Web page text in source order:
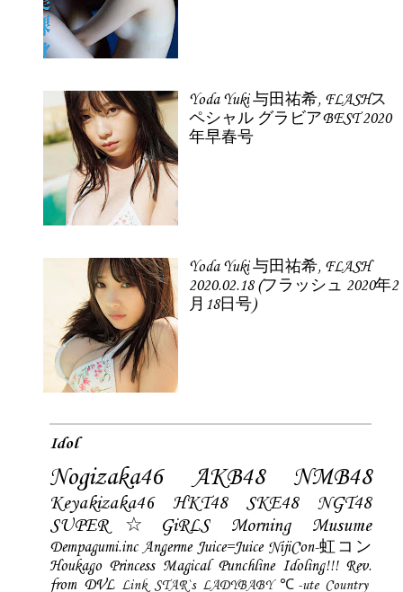
Yoda Yuki 与田祐希, FLASHス
ペシャル グラビアBEST 2020
年早春号
Yoda Yuki 与田祐希, FLASH
2020.02.18 (フラッシュ 2020年2
月18日号)
Idol
Nogizaka46 AKB48 NMB48
Keyakizaka46 HKT48 SKE48
NGT48
SUPER☆GiRLS
Morning Musume
Dempagumi.inc Angerme Juice=Juice NijiCon-虹コン
Houkago Princess Magical Punchline Idoling!!! Rev.
from DVL Link STAR`s LADYBABY ℃-ute Country